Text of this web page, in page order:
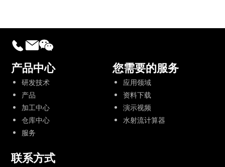
产品中心
研发技术
产品
加工中心
仓库中心
服务
您需要的服务
应用领域
资料下载
演示视频
水射流计算器
联系方式